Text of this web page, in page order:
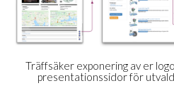
Träffsäker exponering av er
presentationssidor för